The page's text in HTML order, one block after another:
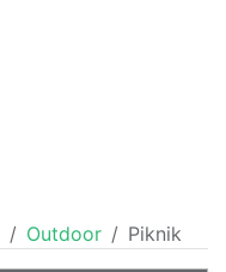
Outdoor Piknik